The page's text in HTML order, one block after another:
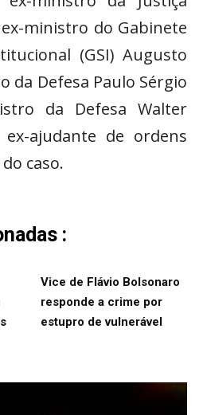
ministro do Gabinete
(GSI) Augusto
da Defesa Paulo Sérgio
da Defesa Walter
ajudante de ordens
caso.
:
Vice de Flávio Bolsonaro
responde a crime por
estupro de vulnerável